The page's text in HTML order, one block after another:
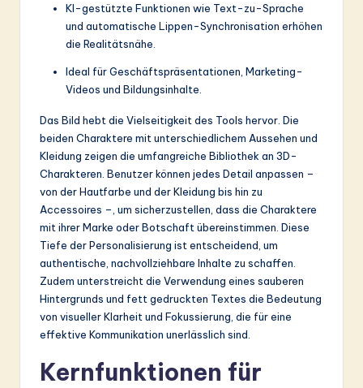
KI-gestützte Funktionen wie Text-zu-Sprache
und automatische Lippen-Synchronisation erhöhen
die Realitätsnähe.
Ideal für Geschäftspräsentationen, Marketing-
Videos und Bildungsinhalte.
Das Bild hebt die Vielseitigkeit des Tools hervor. Die
beiden Charaktere mit unterschiedlichem Aussehen und
Kleidung zeigen die umfangreiche Bibliothek an 3D-
Charakteren. Benutzer können jedes Detail anpassen –
von der Hautfarbe und der Kleidung bis hin zu
Accessoires –, um sicherzustellen, dass die Charaktere
mit ihrer Marke oder Botschaft übereinstimmen. Diese
Tiefe der Personalisierung ist entscheidend, um
authentische, nachvollziehbare Inhalte zu schaffen.
Zudem unterstreicht die Verwendung eines sauberen
Hintergrunds und fett gedruckten Textes die Bedeutung
von visueller Klarheit und Fokussierung, die für eine
effektive Kommunikation unerlässlich sind.
Kernfunktionen für